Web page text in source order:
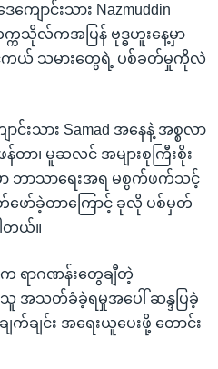
ာင်းသား Nazmuddin
က္ကသိုလ်ကအပြန် ဗုဒ္ဓဟူးနေ့မှာ
င်ကယ် သမားတွေရဲ့ ပစ်ခတ်မှုကိုလဲ
းသား Samad အနေနဲ့ အစ္စလာ
ာ၊ မူဆလင် အများစုကြီးစိုး
ာ ဘာသာရေးအရ မစွက်ဖက်သင့်
ော်ခဲ့တာကြောင့် ခုလို ပစ်မှတ်
တယ်။
ရာဂဏန်းတွေချီတဲ့
အသတ်ခံခဲ့ရမှုအပေါ် ဆန္ဒပြခဲ့
ချင်း အရေးယူပေးဖို့ တောင်း